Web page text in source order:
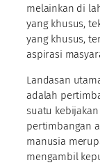
melainkan di
yang khusus,
yang khusus,
aspirasi
Landasan
adalah
suatu
pertimbangan
manusia
mengambil